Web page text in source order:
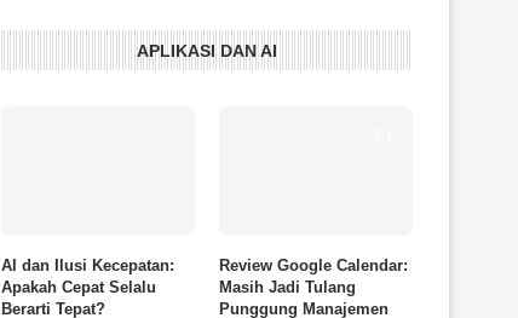
APLIKASI DAN AI
AI dan Ilusi Kecepatan:
Apakah Cepat Selalu
Berarti Tepat?
Review Google Calendar:
Masih Jadi Tulang
Punggung Manajemen